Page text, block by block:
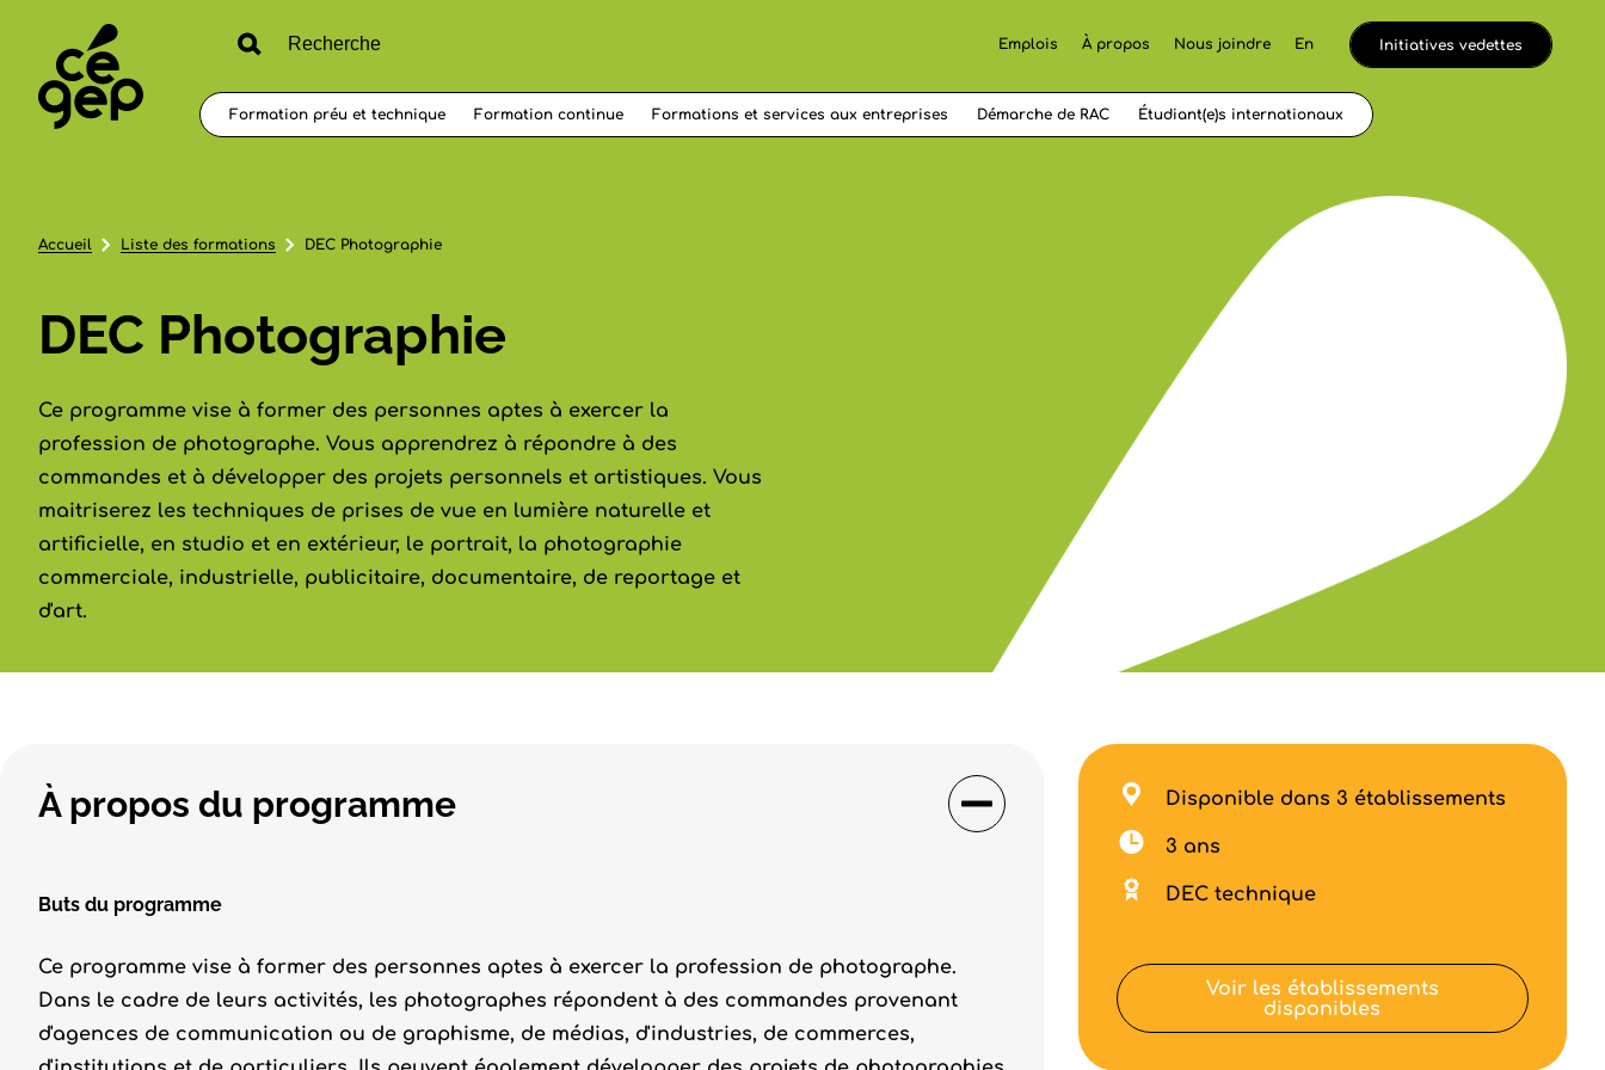
Emplois À propos Nous joindre En Initiatives vedettes
Formation préu et technique Formation continue Formations et services aux entreprises Démarche de RAC Étudiant(e)s internationaux
Accueil Liste des formations DEC Photographie
DEC Photographie
Ce programme vise à former des personnes aptes à exercer la
profession de photographe. Vous apprendrez à répondre à des
commandes et à développer des projets personnels et artistiques. Vous
maitriserez les techniques de prises de vue en lumière naturelle et
artificielle, en studio et en extérieur, le portrait, la photographie
commerciale, industrielle, publicitaire, documentaire, de reportage et
d'art.
À propos du programme
Buts du programme
Ce programme vise à former des personnes aptes à exercer la profession de photographe.
Dans le cadre de leurs activités, les photographes répondent à des commandes provenant
d'agences de communication ou de graphisme, de médias, d'industries, de commerces,
Disponible dans 3 établissements
3 ans
DEC technique
Voir les établissements
disponibles